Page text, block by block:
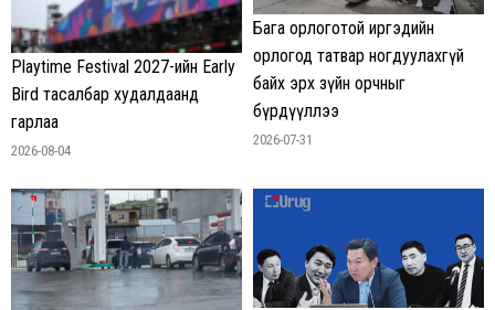
Playtime Festival 2027-ийн Early
Bird тасалбар худалдаанд
гарлаа
2026-08-04
Бага орлоготой иргэдийн
орлогод татвар ногдуулахгүй
байх эрх зүйн орчныг
бүрдүүллээ
2026-07-31